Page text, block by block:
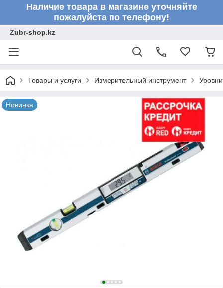
Наличие товара в магазине уточняйте
пожалуйста по телефону!
Zubr-shop.kz
Товары и услуги Измерительный инструмент
Новинка